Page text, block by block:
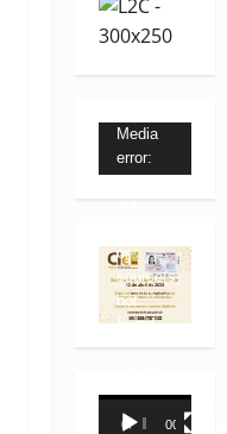
Reproductor
de
Media
error:
Format(s)
or
source(s)
not
found
content/uploads/
Reproductor
00:00 00:31